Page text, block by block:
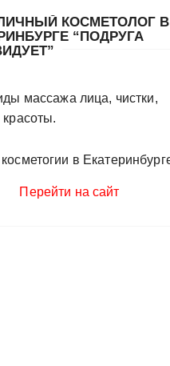
КОСМЕТОЛОГ В
“ПОДРУГА
массажа лица, чистки,
Перейти на сайт